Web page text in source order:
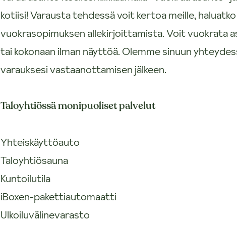
kotiisi! Varausta tehdessä voit kertoa meille,
vuokrasopimuksen allekirjoittamista. Voit vuokrata
tai kokonaan ilman näyttöä. Olemme sinuun
varauksesi vastaanottamisen jälkeen.
Taloyhtiössä monipuoliset palvelut
Yhteiskäyttöauto
Taloyhtiösauna
Kuntoilutila
iBoxen-pakettiautomaatti
Ulkoiluvälinevarasto